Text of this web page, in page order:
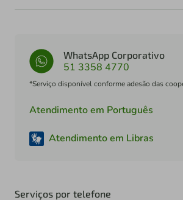
WhatsApp Corporativo
51 3358 4770
*Serviço disponível conforme adesão das
Atendimento em Português
Atendimento em Libras
Serviços por telefone